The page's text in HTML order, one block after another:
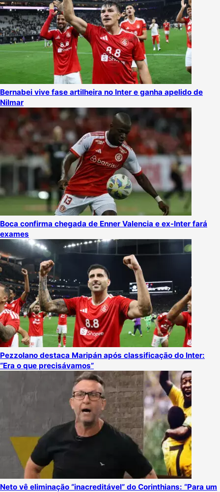
Bernabei vive fase artilheira no Inter e ganha apelido de
Nilmar
Boca confirma chegada de Enner Valencia e ex-Inter fará
exames
Pezzolano destaca Maripán após classificação do Inter:
“Era o que precisávamos”
Neto vê eliminação “inacreditável” do Corinthians: “Para um